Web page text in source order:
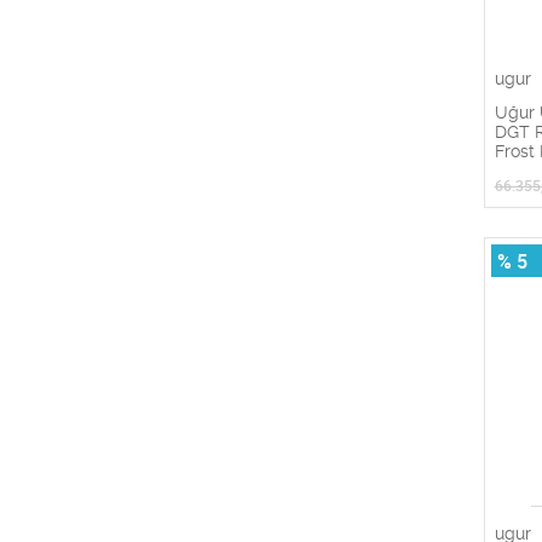
ugur
Uğur
DGT
Frost
% 5
ugur